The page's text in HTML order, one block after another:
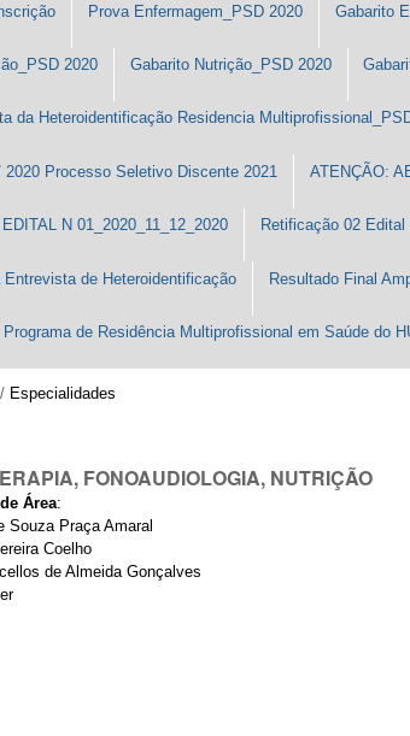
Prova Enfermagem_PSD 2020 Gabarito
2020 Gabarito Nutrição_PSD 2020
da Heteroidentificação Residencia
2020 Processo Seletivo Discente 2021 ATENÇÃO:
N 01_2020_11_12_2020 Retificação 02
Entrevista de Heteroidentificação Resultado Final
Programa de Residência Multiprofissional em Saúde do
/ Especialidades
FONOAUDIOLOGIA, NUTRIÇÃO
Área:
Souza Praça Amaral
Coelho
de AlmeidaGonçalves